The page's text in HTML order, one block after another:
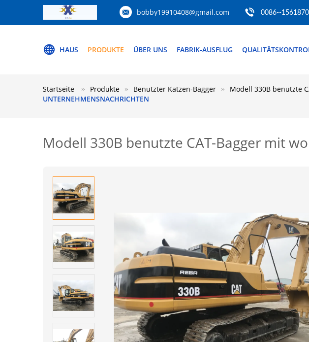
bobby19910408@gmail.com 0086--
HAUS PRODUKTE ÜBER UNS FABRIK-AUSFLUG
UNTERNEHMENSNACHRICHTEN
Startseite Produkte Benutzter Katzen-Bagger Modell 330B benutzte
Modell 330B benutzte CAT-Bagger mit